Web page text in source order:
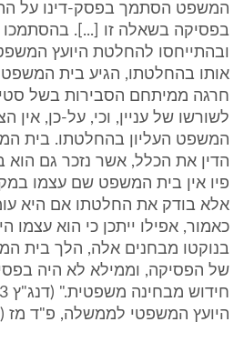
המשפט הסתמך בפסק-דינו על
בפסיקה בשאלה זו [...].
ובהתייחסו להחלטת היועץ
אותו בהחלטתו, הגיע בית
חרגה ממיתחם הסבירות בשל
לשורשו של עניין, וכי, על-כן,
המשפט העליון בהחלטתו. בית
הדין את הכלל, אשר נזכר גם הוא
פיו אין בית המשפט שם עצמו
אלא בודק את החלטתו אם היא
כאמור, אפילו ייתכן כי הוא
בנוקטו מבחנים אלה, הלך בית
של הפסיקה, וממילא לא היה
היועץ המשפטי לממשלה, פ"ד מז (5) 359, 366 ד (1993))